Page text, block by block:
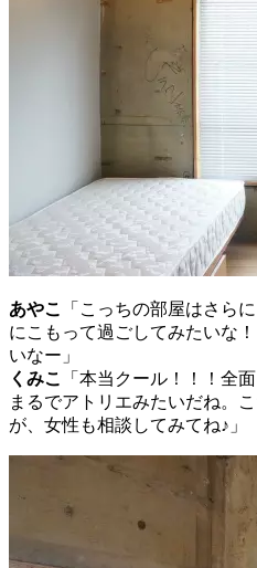
あやこ
「こっちの部屋はさら
にこもって過ごしてみたいな
いなー」
くみこ
「本当クール！！！全
まるでアトリエみたいだね。
が、女性も相談してみてね♪」